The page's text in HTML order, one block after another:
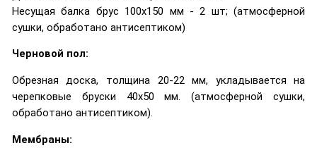
Несущая балка брус 100х150 мм - 2 шт; (атмосферной
сушки, обработано антисептиком)
Черновой пол:
Обрезная доска, толщина 20-22 мм, укладывается на
черепковые бруски 40х50 мм. (атмосферной сушки,
обработано антисептиком).
Мембраны: